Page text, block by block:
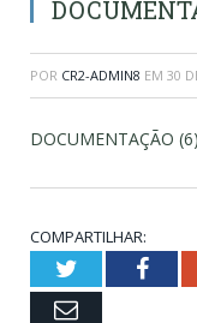
POR CR2-ADMIN8 EM 30
DOCUMENTAÇÃO (6)
COMPARTILHAR:
Twitter
Email